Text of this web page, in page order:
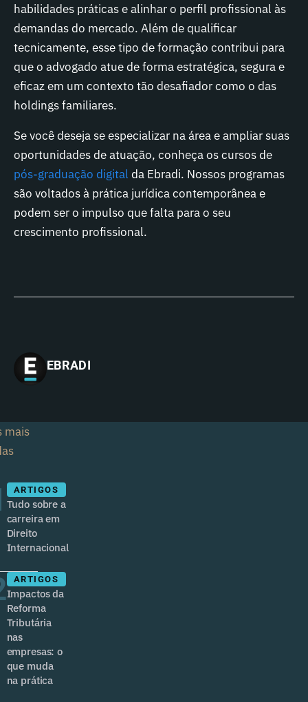
habilidades práticas e alinhar o perfil profissional às
demandas do mercado. Além de qualificar
tecnicamente, esse tipo de formação contribui para
que o advogado atue de forma estratégica, segura e
eficaz em um contexto tão desafiador como o das
holdings familiares.
Se você deseja se especializar na área e ampliar suas
oportunidades de atuação, conheça os cursos de
pós-graduação digital da Ebradi. Nossos programas
são voltados à prática jurídica contemporânea e
podem ser o impulso que falta para o seu
crescimento profissional.
EBRADI
mais
ARTIGOS
Tudo sobre a
carreira em
Direito
Internacional
ARTIGOS
Impactos da
Reforma
Tributária
nas
empresas: o
que muda
na prática